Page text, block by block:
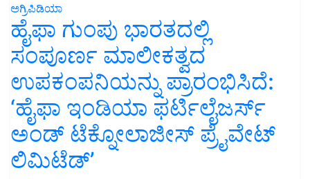
ಅಗ್ರಿಪಿಡಿಯಾ
ಹೈಫಾ ಗುಂಪು ಭಾರತದಲ್ಲಿ
ಸಂಪೂರ್ಣ ಮಾಲೀಕತ್ವದ
ಉಪಕಂಪನಿಯನ್ನು ಪ್ರಾರಂಭಿಸಿದೆ:
‘ಹೈಫಾ ಇಂಡಿಯಾ ಫರ್ಟಿಲೈಜರ್ಸ್
ಅಂಡ್ ಟೆಕ್ನೋಲಾಜೀಸ್ ಪ್ರೈವೇಟ್
ಲಿಮಿಟೆಡ್’